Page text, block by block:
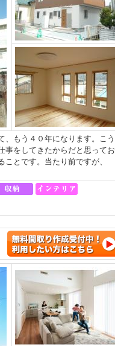
、もう４０年になります。こう
事をしてきたからだと思ってお
とです。当たり前ですが、